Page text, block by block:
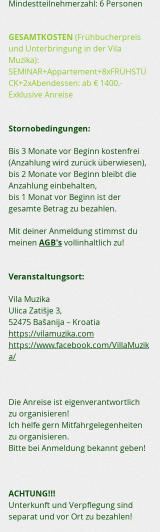
Mindestteilnehmerzahl: 6 Personen
GESAMTKOSTEN (Frühbucherpreis
und Unterbringung in der Vila
Muzika):
SEMINAR+Appartement+8xFRÜHSTÜ
CK+2xAbendessen: ab € 1400.-
Exklusive Anreise
Stornobedingungen:
Bis 3 Monate vor Beginn kostenfrei
(Anzahlung wird zurück überwiesen),
bis 2 Monate vor Beginn bleibt die
Anzahlung einbehalten,
bis 1 Monat vor Beginn ist der
gesamte Betrag zu bezahlen.
Mit deiner Anmeldung stimmst du
meinen AGB'svollinhaltlich zu! ​
Veranstaltungsort:
Vila Muzika
Ulica Zatišje 3,
52475 Bašanija – Kroatia
https://vilamuzika.com
https://www.facebook.com/VillaMuzik
a/
Die Anreise ist eigenverantwortlich
zu organisieren!
Ich helfe gern Mitfahrgelegenheiten
zu organisieren.
Bitte bei Anmeldung bekannt geben!
ACHTUNG!!!
Unterkunft und Verpflegung sind
separat und vor Ort zu bezahlen!